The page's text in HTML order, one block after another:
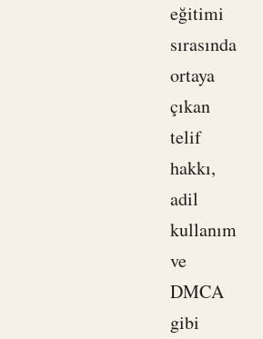
eğitimi
sırasında
ortaya
çıkan
telif
hakkı,
adil
kullanım
ve
DMCA
gibi